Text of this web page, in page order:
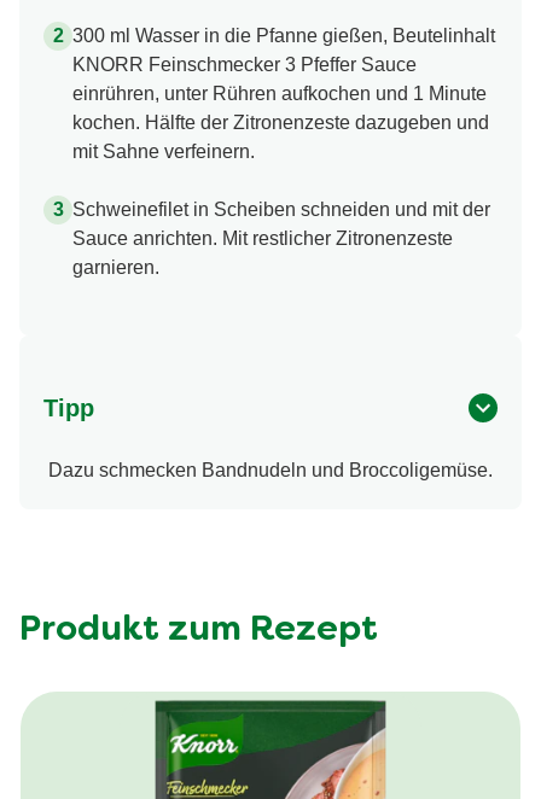
300 ml Wasser in die Pfanne gießen, Beutelinhalt
KNORR Feinschmecker 3 Pfeffer Sauce
einrühren, unter Rühren aufkochen und 1 Minute
kochen. Hälfte der Zitronenzeste dazugeben und
mit Sahne verfeinern.
Schweinefilet in Scheiben schneiden und mit der
Sauce anrichten. Mit restlicher Zitronenzeste
garnieren.
Tipp
Dazu schmecken Bandnudeln und Broccoligemüse.
Produkt zum Rezept